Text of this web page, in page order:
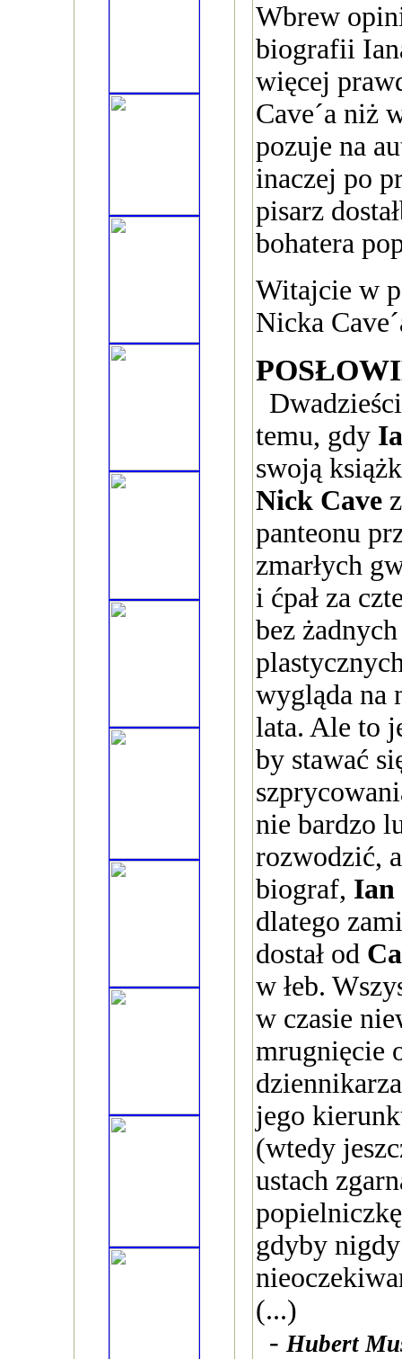
Wbrew
biografii
więcej
Cave´a niż
pozuje na
inaczej po
pisarz
bohatera
Witajcie w
Nicka
temu, gdy
swoją
Nick Cave
panteonu
zmarłych
i ćpał za
bez
wygląda na
lata. Ale to
by stawać
nie bardzo
rozwodzić,
biograf, Ian
dlatego
dostał od
w łeb.
w czasie
mrugnięcie
jego
(wtedy
ustach
gdyby
(...)
-Hubert